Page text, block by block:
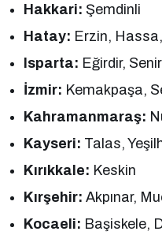
Hakkari: Şemdinli
Hatay: Erzin,
Isparta: Eğirdir,
İzmir: Kemakpaşa,
Kahramanmaraş:
Kayseri: Talas,
Kırıkkale: Keskin
Kırşehir: Akpınar,
Kocaeli: Başiskele,